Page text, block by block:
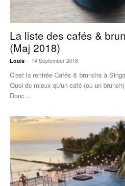
La liste des cafés &
(Maj 2018)
Louis - 14 September 2018
C'est la rentrée Cafés & brunchs à
Quoi de mieux qu'un café (ou un
Donc...